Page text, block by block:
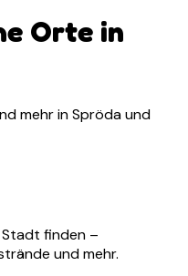
Orte in
mehr inSprödaund
finden –
und mehr.